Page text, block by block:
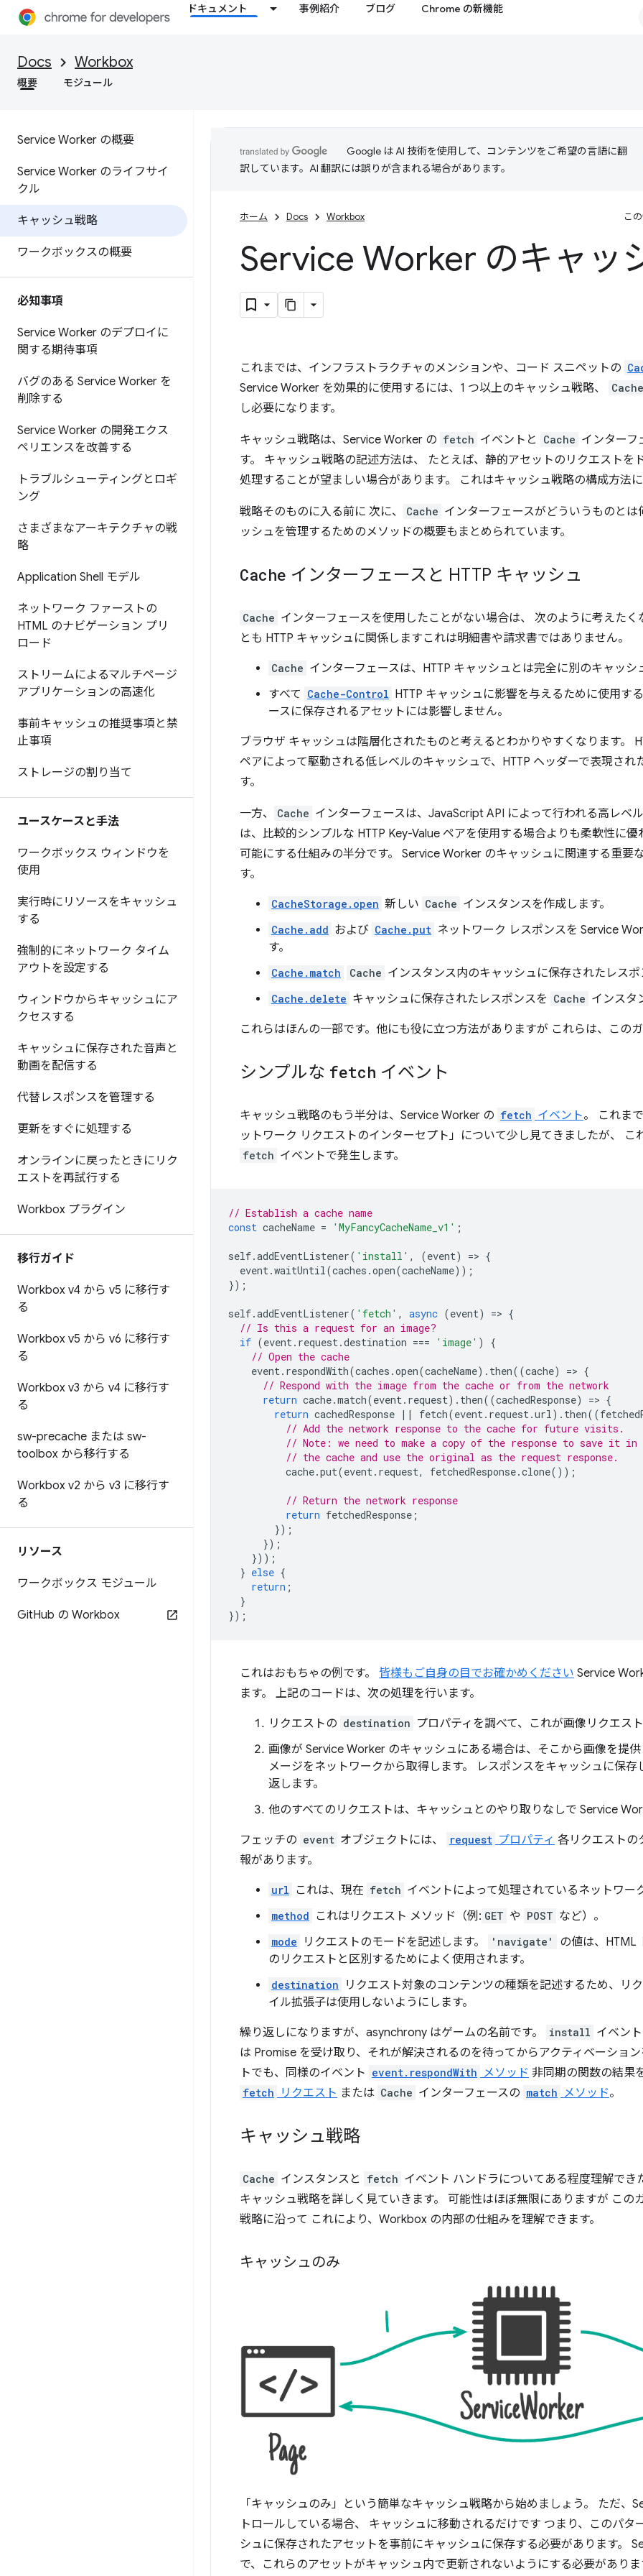
ドキュメント 事例紹介 ブログ Chrome の新機能
Docs Workbox
概要 モジュール
Service Worker の概要
Service Worker のライフサイ
クル
キャッシュ戦略
ワークボックスの概要
必知事項
Service Worker のデプロイに
関する期待事項
バグのある Service Worker を
削除する
Service Worker の開発エクス
ペリエンスを改善する
トラブルシューティングとロギ
ング
さまざまなアーキテクチャの戦
略
Application Shell モデル
ネットワーク ファーストの
HTML のナビゲーション プリ
ロード
ストリームによるマルチページ
アプリケーションの高速化
事前キャッシュの推奨事項と禁
止事項
ストレージの割り当て
ユースケースと手法
ワークボックス ウィンドウを
使用
実行時にリソースをキャッシュ
する
強制的にネットワーク タイム
アウトを設定する
ウィンドウからキャッシュにア
クセスする
キャッシュに保存された音声と
動画を配信する
代替レスポンスを管理する
更新をすぐに処理する
オンラインに戻ったときにリク
エストを再試行する
Workbox プラグイン
移行ガイド
Workbox v4 から v5 に移行す
る
Workbox v5 から v6 に移行す
る
Workbox v3 から v4 に移行す
る
sw-precache または sw-
toolbox から移行する
Workbox v2 から v3 に移行す
る
リソース
ワークボックス モジュール
GitHub の Workbox
Google は AI 技術を使用して、コンテンツをご希望の言語に翻
訳しています。AI 翻訳には誤りが含まれる場合があります。
ホーム Docs Workbox こ
Service Worker のキャッ
これまでは、インフラストラクチャのメンションや、コード スニペットの
Service Worker を効果的に使用するには、1 つ以上のキャッシュ戦略、
Cache
し必要になります。
キャッシュ戦略は、Service Worker の fetch イベントと Cache インターフ
す。 キャッシュ戦略の記述方法は、 たとえば、静的アセットのリクエストを
処理することが望ましい場合があります。 これはキャッシュ戦略の構成方法に
戦略そのものに入る前に 次に、 Cache インターフェースがどういうものと
ッシュを管理するためのメソッドの概要もまとめられています。
Cache インターフェースと HTTP キャッシュ
Cache インターフェースを使用したことがない場合は、 次のように考えたく
とも HTTP キャッシュに関係しますこれは明細書や請求書ではありません。
Cache インターフェースは、HTTP キャッシュとは完全に別のキャッシ
すべて Cache-Control HTTP キャッシュに影響を与えるために使用する
ースに保存されるアセットには影響しません。
ブラウザ キャッシュは階層化されたものと考えるとわかりやすくなります。
ペアによって駆動される低レベルのキャッシュで、HTTP ヘッダーで表現され
す。
一方、 Cache インターフェースは、JavaScript API によって行われる高レベ
は、比較的シンプルな HTTP Key-Value ペアを使用する場合よりも柔軟性に
可能にする仕組みの半分です。 Service Worker のキャッシュに関連する重要
す。
CacheStorage.open 新しい Cache インスタンスを作成します。
Cache.add および Cache.put ネットワーク レスポンスを Service
す。
Cache.match Cache インスタンス内のキャッシュに保存されたレスポ
Cache.delete キャッシュに保存されたレスポンスを Cache インスタ
これらはほんの一部です。他にも役に立つ方法がありますが これらは、この
シンプルな fetch イベント
キャッシュ戦略のもう半分は、Service Worker の fetch イベント。 これま
ットワーク リクエストのインターセプト」について少し見てきましたが、 こ
fetch イベントで発生します。
// Establish a cache name
const cacheName = 'MyFancyCacheName_v1' ;
self.addEventListener( 'install' , (event) => {
event.waitUntil(caches .open(cacheName));
});
self.addEventListener( 'fetch' , async (event) => {
// Is this a request for an image?
if (event. request.destination === 'image' )
{
// Open the cache
event. respondWith(caches .open(cacheName). then((cache) => {
// Respond with the image from the cache or from the network
return cache.match(event. request). then((cachedResponse) => {
return cachedResponse || fetch(event. request.url). then((
// Add the network response to the cache for future visits.
// Note: we need to make a copy of the response to save it in
// the cache and use the original as the request response.
cache.put(event. request, fetchedResponse.clone());
// Return the network response
return fetchedResponse ;
});
});
}));
} else {
return ;
}
});
これはおもちゃの例です。 皆様もご自身の目でお確かめください Service
ます。 上記のコードは、次の処理を行います。
リクエストの destination プロパティを調べて、これが画像リクエス
画像が Service Worker のキャッシュにある場合は、そこから画像を提
メージをネットワークから取得します。 レスポンスをキャッシュに保
返します。
他のすべてのリクエストは、キャッシュとのやり取りなしで Service
フェッチの event オブジェクトには、 request プロパティ 各リクエストの
報があります。
url これは、現在 fetch イベントによって処理されているネットワー
method これはリクエスト メソッド（例: GET や POST など）。
mode リクエストのモードを記述します。 'navigate'
の値は、HTML
のリクエストと区別するためによく使用されます。
destination
リクエスト対象のコンテンツの種類を記述するため、リ
イル拡張子は使用しないようにします。
繰り返しになりますが、asynchrony はゲームの名前です。 install イベン
は Promise を受け取り、それが解決されるのを待ってからアクティベーション
トでも、同様のイベント event.respondWith メソッド 非同期の関数の結果
fetch リクエスト または Cache インターフェースの match メソッド。
キャッシュ戦略
Cache インスタンスと fetch イベント ハンドラについてある程度理解でき
キャッシュ戦略を詳しく見ていきます。 可能性はほぼ無限にありますが この
戦略に沿って これにより、Workbox の内部の仕組みを理解できます。
キャッシュのみ
「キャッシュのみ」という簡単なキャッシュ戦略から始めましょう。 ただ、
トロールしている場合、 キャッシュに移動されるだけです つまり、このパタ
シュに保存されたアセットを事前にキャッシュに保存する必要があります。
で、これらのアセットがキャッシュ内で更新されないようにする必要がありま